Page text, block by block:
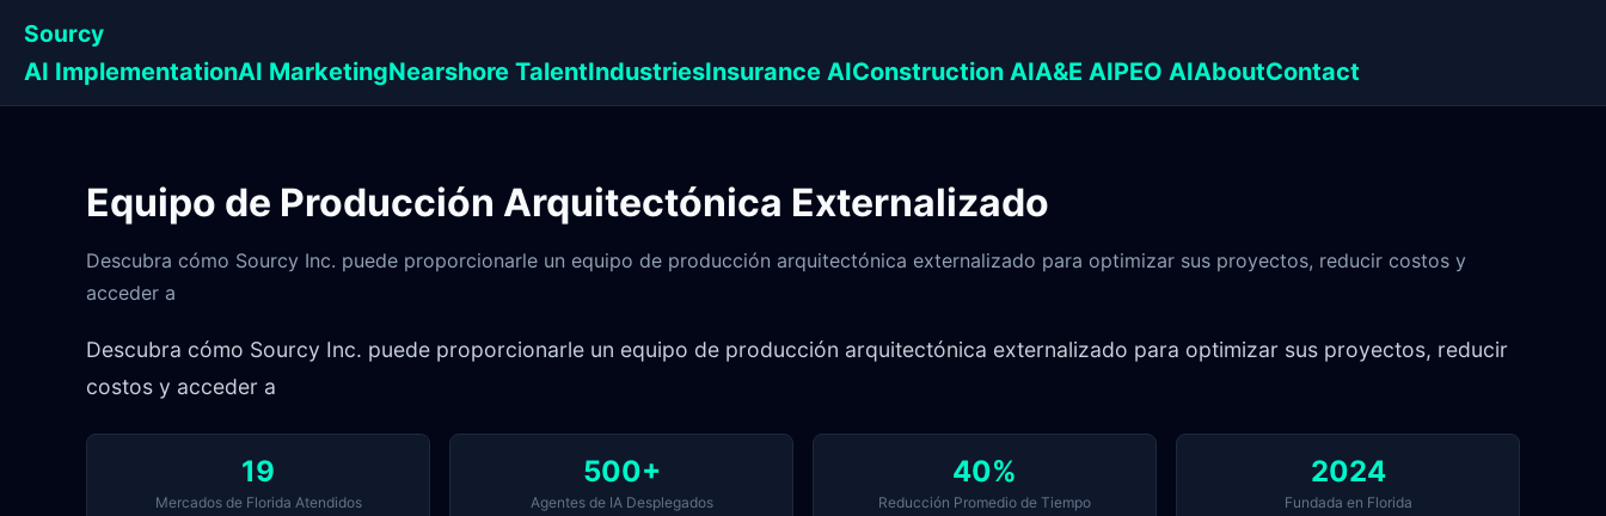
Sourcy
AI ImplementationAI MarketingNearshore TalentIndustriesInsurance AIConstruction AIA&E AIPEO AIAboutContact
Equipo de Producción Arquitectónica Externalizado
Descubra cómo Sourcy Inc. puede proporcionarle un equipo de producción arquitectónica externalizado para optimizar sus proyectos, reducir costos y
acceder a
Descubra cómo Sourcy Inc. puede proporcionarle un equipo de producción arquitectónica externalizado para optimizar sus proyectos, reducir
costos y acceder a
19
Mercados de Florida Atendidos
500+
Agentes de IA Desplegados
40%
Reducción Promedio de Tiempo
2024
Fundada en Florida